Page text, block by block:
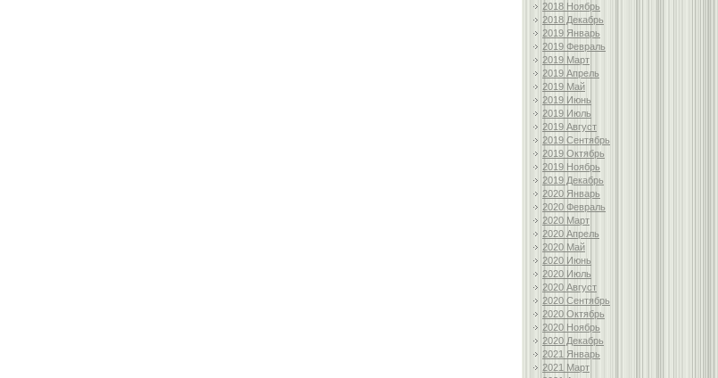
2018 Ноябрь
2018 Декабрь
2019 Январь
2019 Февраль
2019 Март
2019 Апрель
2019 Май
2019 Июнь
2019 Июль
2019 Август
2019 Сентябрь
2019 Октябрь
2019 Ноябрь
2019 Декабрь
2020 Январь
2020 Февраль
2020 Март
2020 Апрель
2020 Май
2020 Июнь
2020 Июль
2020 Август
2020 Сентябрь
2020 Октябрь
2020 Ноябрь
2020 Декабрь
2021 Январь
2021 Март